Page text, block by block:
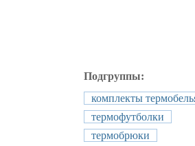
Подгруппы:
комплекты
термофутболки
термобрюки